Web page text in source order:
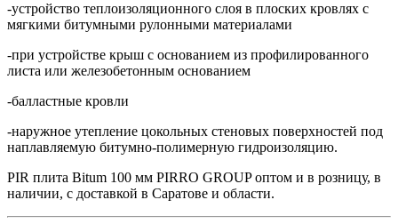
-устройство теплоизоляционного слоя в плоских кровлях с
мягкими битумными рулонными материалами
-при устройстве крыш с основанием из профилированного
листа или железобетонным основанием
-балластные кровли
-наружное утепление цокольных стеновых поверхностей под
наплавляемую битумно-полимерную гидроизоляцию.
PIR плита Bitum 100 мм PIRRO GROUP оптом и в розницу, в
наличии, с доставкой в Саратове и области.